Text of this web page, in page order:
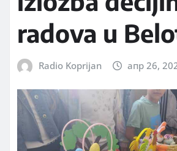
radova u
Radio Koprijan апр 26,